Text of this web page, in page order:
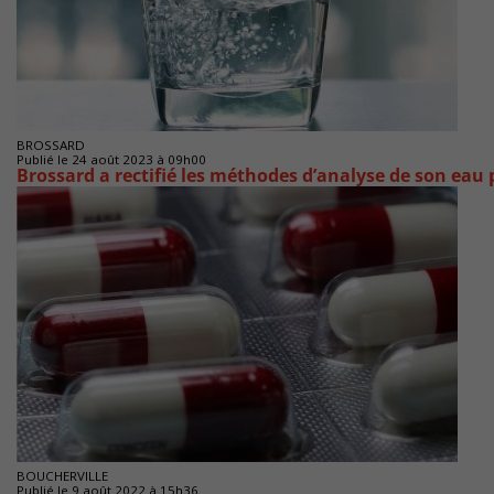
BROSSARD
Publié le 24 août 2023 à 09h00
Brossard a rectifié les méthodes d’analyse de son eau
BOUCHERVILLE
Publié le 9 août 2022 à 15h36